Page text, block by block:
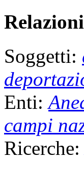
Soggetti:
Enti:
campi
Ricerche: